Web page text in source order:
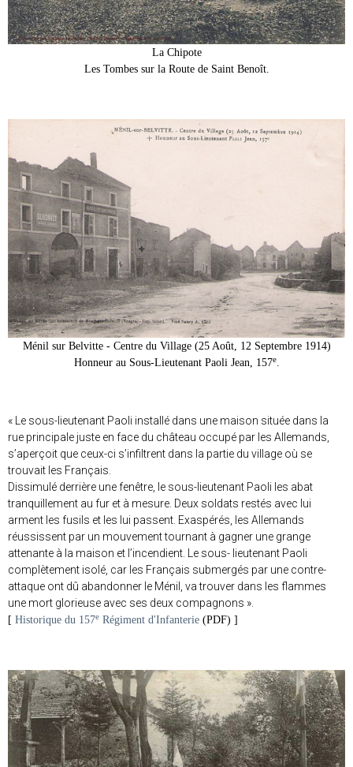
La Chipote
Les Tombes sur la Route de Saint Benoît.
Ménil sur Belvitte - Centre du Village (25 Août, 12 Septembre 1914)
Honneur au Sous-Lieutenant Paoli Jean, 157e.
« Le sous-lieutenant Paoli installé dans une maison située dans la
rue principale juste en face du château occupé par les Allemands,
s’aperçoit que ceux-ci s’infiltrent dans la partie du village où se
trouvait les Français.
Dissimulé derrière une fenêtre, le sous-lieutenant Paoli les abat
tranquillement au fur et à mesure. Deux soldats restés avec lui
arment les fusils et les lui passent. Exaspérés, les Allemands
réussissent par un mouvement tournant à gagner une grange
attenante à la maison et l’incendient. Le sous- lieutenant Paoli
complètement isolé, car les Français submergés par une contre-
attaque ont dû abandonner le Ménil, va trouver dans les flammes
une mort glorieuse avec ses deux compagnons ».
[ Historique du 157e Régiment d'Infanterie (PDF) ]